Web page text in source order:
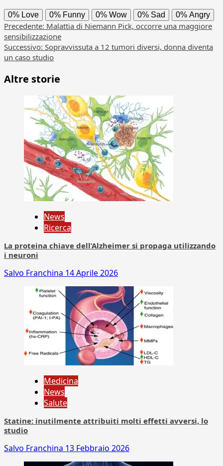
0% Love 0% Funny 0% Wow 0% Sad 0% Angry
Navigazione
articolo
Precedente: Malattia di Niemann Pick, occorre una maggiore
sensibilizzazione
Successivo: Sopravvissuta a 12 tumori diversi, donna diventa
un caso studio
Altre storie
News
Ricerca
La proteina chiave dell’Alzheimer si propaga utilizzando
i neuroni
Salvo Franchina 14 Aprile 2026
Medicina
News
Salute
Statine: inutilmente attribuiti molti effetti avversi, lo
studio
Salvo Franchina 13 Febbraio 2026